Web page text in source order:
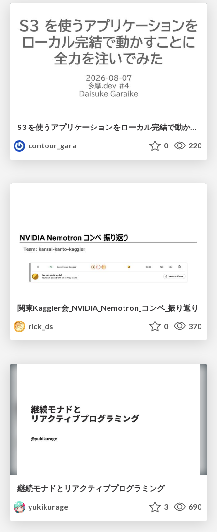
S3 を使うアプリケーションをローカル完結で動かすことに全力を注いでみた / Running S3 Apps Offline
contour_gara
0 220
関東Kaggler会_NVIDIA_Nemotron_コンペ_振り返り
rick_ds
0 370
継続モナドとリアクティブプログラミング
yukikurage
3 690